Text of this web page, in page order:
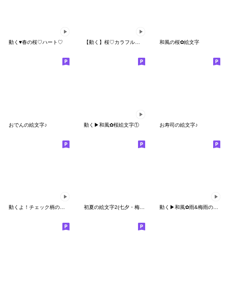
動く♥春の桜♡ハート♡ 【動く】桜♡カラフル絵文字 和風の桜✿絵文字
おでんの絵文字♪ 動く▶︎和風✿桜絵文字① お寿司の絵文字♪
動く▶︎和風✿雨&梅雨の絵文字